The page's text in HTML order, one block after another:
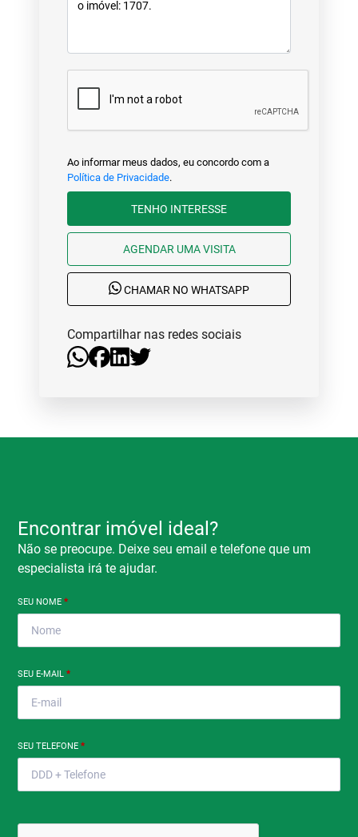
Ao informar meus dados, eu concordo com a
Política de Privacidade.
TENHO INTERESSE
AGENDAR UMA VISITA
CHAMAR NO WHATSAPP
Compartilhar nas redes sociais
Encontrar imóvel ideal?
Não se preocupe. Deixe seu email e telefone que um
especialista irá te ajudar.
SEU NOME*
SEU E-MAIL*
SEU TELEFONE*